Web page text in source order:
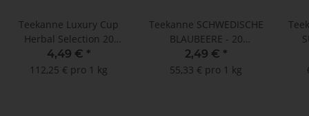
Teekanne Luxury Cup
Herbal Selection 20
Pyramidenbeutel ** -
MHD: 31.08.2021
4,49 € *
112,25 € pro 1 kg
Teekanne SCHWEDISCHE
BLAUBEERE - 20
Teebeutel à 2,25 g
2,49 € *
55,33 € pro 1 kg